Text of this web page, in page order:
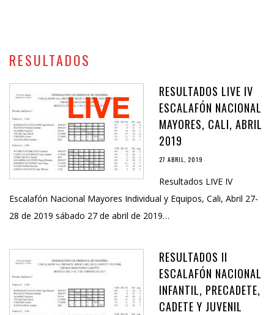
RESULTADOS
RESULTADOS LIVE IV
ESCALAFÓN NACIONAL
MAYORES, CALI, ABRIL
2019
27 ABRIL, 2019
Resultados LIVE IV
Escalafón Nacional Mayores Individual y Equipos, Cali, Abril 27-
28 de 2019 sábado 27 de abril de 2019…
RESULTADOS II
ESCALAFÓN NACIONAL
INFANTIL, PRECADETE,
CADETE Y JUVENIL